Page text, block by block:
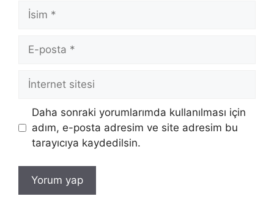
İsim
posta
İnternet
sitesi
Daha sonraki yorumlarımda kullanılması için
adım, e-posta adresim ve site adresim bu
tarayıcıya kaydedilsin.